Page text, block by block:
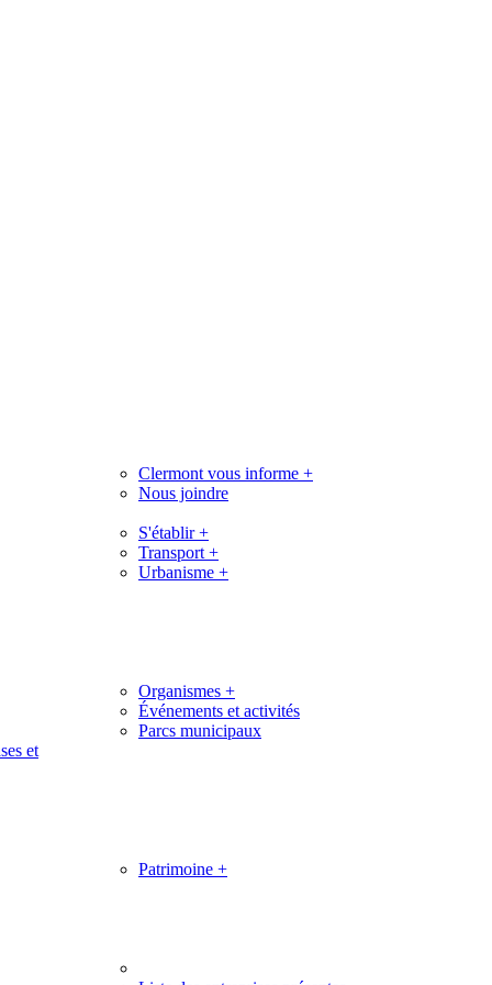
Clermont vous informe +
Nous joindre
S'établir+
Transport +
Urbanisme +
et
Organismes +
Événements et activités
Parcs municipaux
Patrimoine +